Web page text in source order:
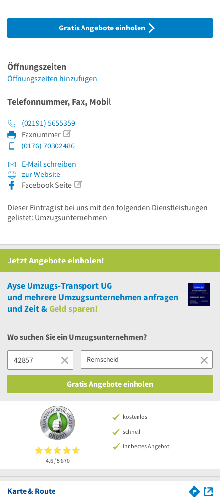
Gratis Angebote einholen
Öffnungszeiten
Öffnungszeiten hinzufügen
Telefonnummer, Fax, Mobil
(02191) 5655359
Faxnummer
(0176) 70302486
E-Mail schreiben
zur Website
Facebook Seite
Dieser Eintrag ist bei uns mit den folgenden Dienstleistungen
gelistet: Umzugsunternehmen
Jetzt Angebote einholen!
Ayse Umzugs-Transport UG
und mehrere Umzugsunternehmen anfragen
und Zeit &Geld sparen!
Wo suchen Sie ein Umzugsunternehmen?
Gratis Angebote einholen
4.6 / 5870
kostenlos
schnell
Ihr bestes Angebot
Karte & Route